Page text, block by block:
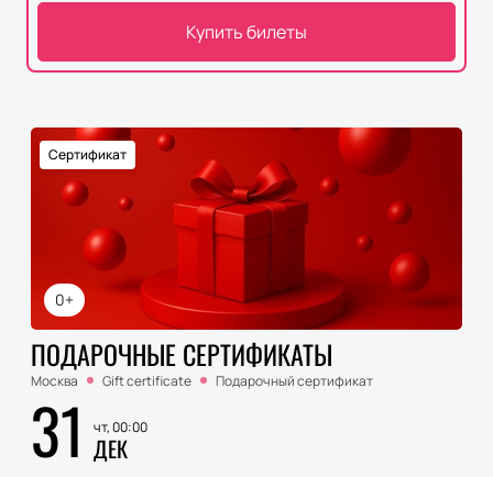
Купить билеты
0+
Сертификат
ПОДАРОЧНЫЕ СЕРТИФИКАТЫ
Москва Gift certificate Подарочный сертификат
31 чт, 00:00
ДЕК